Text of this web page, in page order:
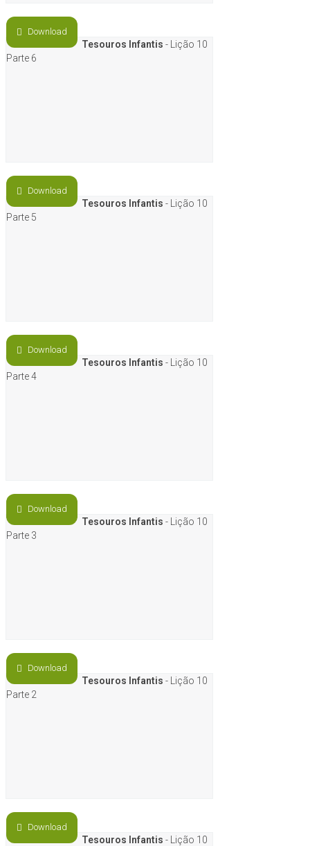
Download
Tesouros Infantis - Lição 10
Parte 6
Download
Tesouros Infantis - Lição 10
Parte 5
Download
Tesouros Infantis - Lição 10
Parte 4
Download
Tesouros Infantis - Lição 10
Parte 3
Download
Tesouros Infantis - Lição 10
Parte 2
Download
Tesouros Infantis - Lição 10